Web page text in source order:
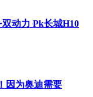
动力 Pk长城H10
因为奥迪需要